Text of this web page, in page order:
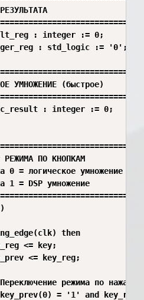
: integer := 0;
: std_logic := '0';
УМНОЖЕНИЕ (быстрое)
: integer := 0;
РЕЖИМА ПО КНОПКАМ
0 = логическое умножение
1 = DSP умножение
then
<= key;
<= key_reg;
режима по нажатию
= '1' and